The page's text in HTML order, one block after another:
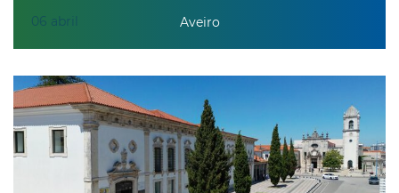
06 abril Aveiro